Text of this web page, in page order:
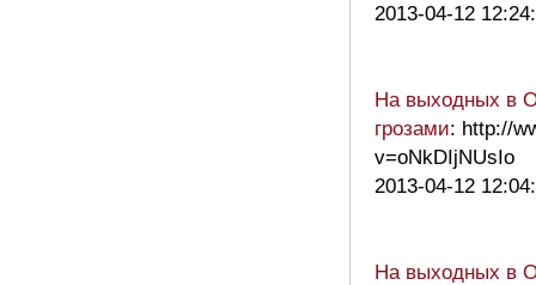
2013-04-12
На выходных в
грозами: http://
v=oNkDIjNUsIo
2013-04-12
На выходных в